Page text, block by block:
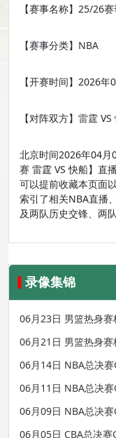
【赛事名称】 25/26赛
【赛事分类】 NBA
【开赛时间】 2026年
【对阵双方】 雷霆 VS
北京时间2026年04
赛 雷霆 VS 快船】直
可以提前收藏本页面
索引了相关NBA直播
及两队历史交锋、两队
录像集锦
06月23日 男篮热身
06月21日 男篮热身
06月14日 NBA总决
06月11日 NBA总决
06月09日 NBA总决
06月05日 CBA总决